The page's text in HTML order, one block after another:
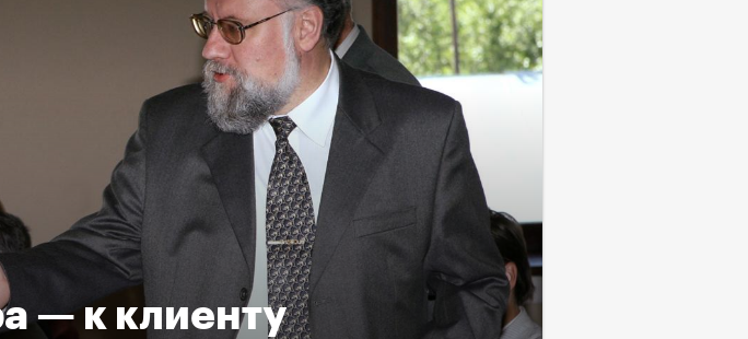
— к клиенту